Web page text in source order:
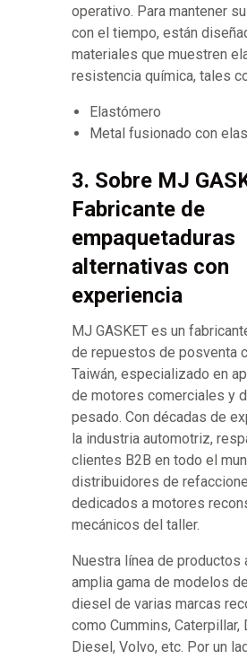
operativo. Para mantener
con el tiempo, están
materiales que muestren
resistencia química, tales
Elastómero
Metal fusionado con
3. Sobre MJ
Fabricante de
empaquetaduras
alternativas con
experiencia
MJ GASKET es un
de repuestos de posventa
Taiwán, especializado en
de motores comerciales y
pesado. Con décadas de
la industria automotriz,
clientes B2B en todo el
distribuidores de
dedicados a motores
mecánicos del taller.
Nuestra línea de productos
amplia gama de modelos
diesel de varias marcas
como Cummins, Caterpillar,
Diesel, Volvo, etc. Por un